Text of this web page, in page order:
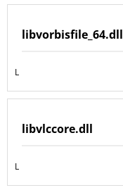
libvorbisfile_64.dll
L
libvlccore.dll
L